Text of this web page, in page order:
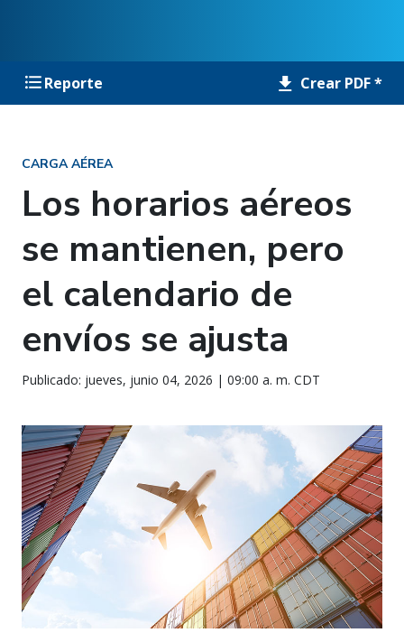
Reporte Crear PDF *
CARGA AÉREA
Los horarios aéreos
se mantienen, pero
el calendario de
envíos se ajusta
Publicado: jueves, junio 04, 2026 | 09:00 a. m. CDT